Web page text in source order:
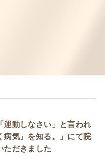
運動しなさい」と言われ
病気』を知る。」にて院
ただきました